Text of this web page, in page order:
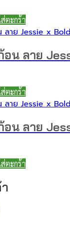
ตะกร้า
อน ลาย
ตะกร้า
อน ลาย
ตะกร้า